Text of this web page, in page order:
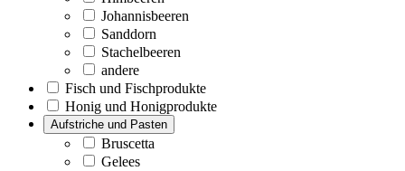
Johannisbeeren
Sanddorn
Stachelbeeren
andere
Fisch und Fischprodukte
Honig und Honigprodukte
Aufstriche und Pasten
Bruscetta
Gelees